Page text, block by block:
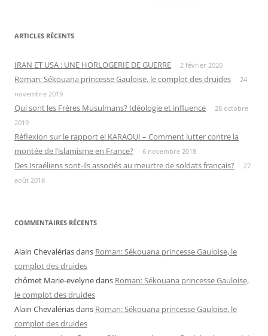
ARTICLES RÉCENTS
IRAN ET USA : UNE HORLOGERIE DE GUERRE 2 février 2020
Roman: Sékouana princesse Gauloise, le complot des druides
24
novembre 2019
Qui sont les Frères Musulmans? Idéologie et influence
28 octobre
2019
Réflexion sur le rapport el KARAOUI – Comment lutter contre la
montée de l’islamisme en France?
6 novembre 2018
Des Israéliens sont-ils associés au meurtre de soldats français?
27
août 2018
COMMENTAIRES RÉCENTS
Alain Chevalériasdans Roman: Sékouana princesse Gauloise, le
complot des druides
chômet Marie-evelynedans Roman: Sékouana princesse Gauloise,
le complot des druides
Alain Chevalériasdans Roman: Sékouana princesse Gauloise, le
complot des druides